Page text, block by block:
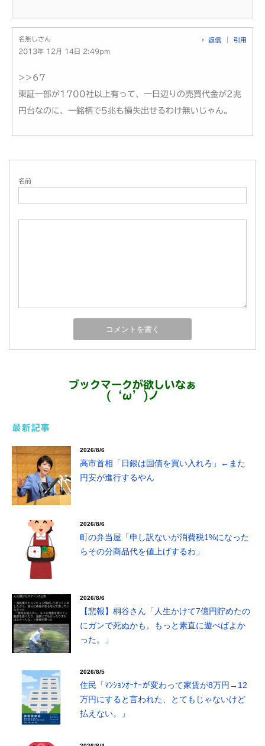
名無しさん
2013年 12月 14日 2:49pm
返信 引用
>>67
東証一部が1700社以上有って、一日辺りの売買代金が2兆
円台なのに、一銘柄で5兆も損失出せるわけ無いじゃん。
名前
ブックマークが欲しいなぁ
(‘ω’)ノ
最新記事
2026/8/6
高市首相「日銀は国債を買い入れろ」←また
円安が進行するやん
2026/8/6
町の弁当屋「申し訳ないが消費税1%になった
らその分商品代を値上げするわ」
2026/8/6
【悲報】桐谷さん「人生かけて7億円貯めたの
にガンで死ぬかも。もっと素直に遊べばよか
った。」
2026/8/5
住民「ﾏﾝｼｮﾝｵｰﾅｰが変わって家賃が8万円→12
万円にすると言われた、とてもじゃないけど
払えない。」